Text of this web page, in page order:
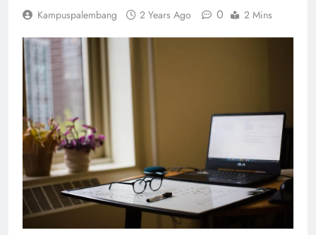
Kampuspalembang 2 Years Ago 0 2 Mins